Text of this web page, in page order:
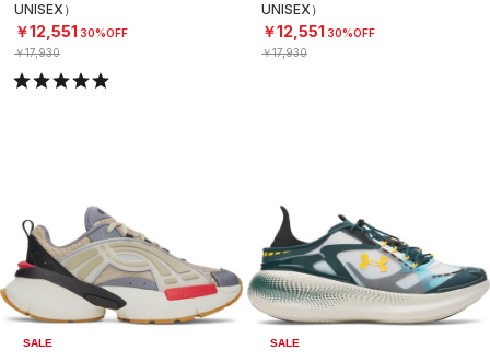
UNISEX）
￥12,551 30%OFF
￥17,930
UNISEX）
￥12,551 30%OFF
￥17,930
SALE SALE